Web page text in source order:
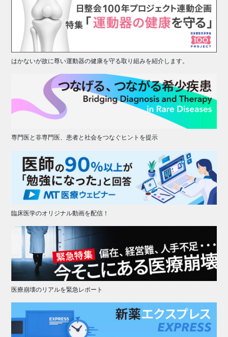
はかないが故に尊い運動器の健康を守る取り組みを紹介します。
専門医と非専門医、患者と社会をつなぐヒントを提示
臨床医学のオリジナル動画を配信！
医療崩壊のリアルを緊急レポート